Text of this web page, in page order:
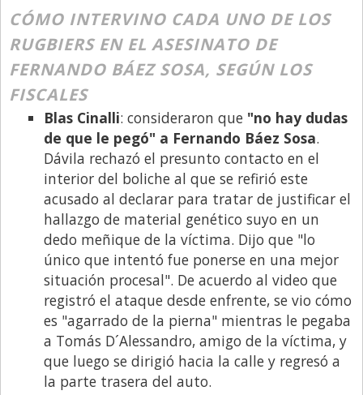
Minuto Lanzamiento
Negocios
Opinion
País
Política
Publicidad y Marketing
Real Estate y Propiedades
Responsabilidad Social
Salidas
Santa Fe
Show Business
Sociedad
Tecnología
Tendencias
CÓMO INTERVINO CADA UNO DE LOS
RUGBIERS EN EL ASESINATO DE
FERNANDO BÁEZ SOSA, SEGÚN LOS
FISCALES
Blas Cinalli: consideraron que "no hay dudas
de que le pegó" a Fernando Báez Sosa.
Dávila rechazó el presunto contacto en el
interior del boliche al que se refirió este
acusado al declarar para tratar de justificar el
hallazgo de material genético suyo en un
dedo meñique de la víctima. Dijo que "lo
único que intentó fue ponerse en una mejor
situación procesal". De acuerdo al video que
registró el ataque desde enfrente, se vio cómo
es "agarrado de la pierna" mientras le pegaba
a Tomás D´Alessandro, amigo de la víctima, y
que luego se dirigió hacia la calle y regresó a
la parte trasera del auto.